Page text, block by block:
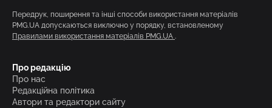
Передрук, поширення та інші способи використання матеріалів
PMG.UA допускаються виключно у порядку, встановленому
Правилами використання матеріалів PMG.UA .
Про редакцію
Про нас
Редакційна політика
Автори та редактори сайту